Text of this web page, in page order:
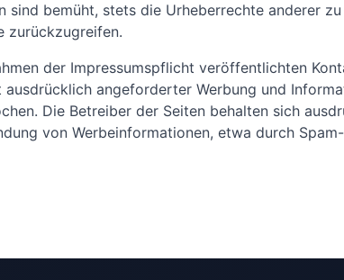
sind bemüht, stets die Urheberrechte anderer
zurückzugreifen.
der Impressumspflicht veröffentlichten
ausdrücklich angeforderter Werbung und
Die Betreiber der Seiten behalten sich
von Werbeinformationen, etwa durch